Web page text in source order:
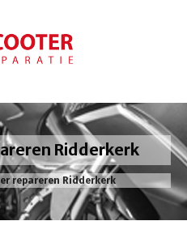
Ridderkerk
repareren Ridderkerk